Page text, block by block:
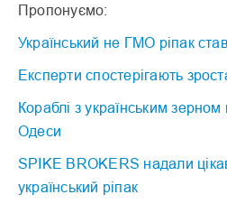
Пропонуємо:
Український не ГМО ріпак
Експерти спостерігають
Кораблі з українським
Одеси
SPIKE BROKERS надали
український ріпак